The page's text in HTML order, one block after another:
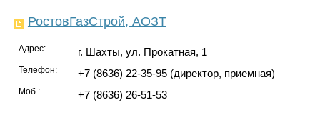
РостовГазСтрой, АОЗТ
Адрес: г. Шахты, ул. Прокатная, 1
Телефон: +7 (8636) 22-35-95 (директор, приемная)
Моб.: +7 (8636) 26-51-53